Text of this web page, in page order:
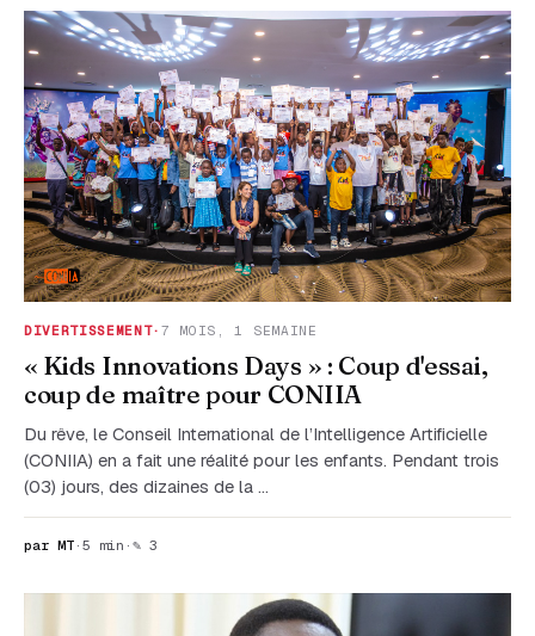
DIVERTISSEMENT·7 MOIS, 1 SEMAINE
« Kids Innovations Days » : Coup d'essai,
coup de maître pour CONIIA
Du rêve, le Conseil International de l’Intelligence Artificielle
(CONIIA) en a fait une réalité pour les enfants. Pendant trois
(03) jours, des dizaines de la …
par MT · 5 min · ✎ 3